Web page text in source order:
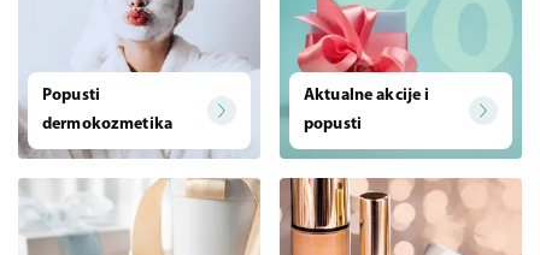
Popusti
dermokozmetika
Aktualne akcije i
popusti